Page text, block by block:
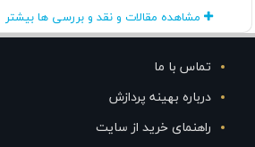
مشاهده مقالات و نقد و بررسی ها بیشتر
تماس با ما
درباره بهینه پردازش
راهنمای خرید از سایت